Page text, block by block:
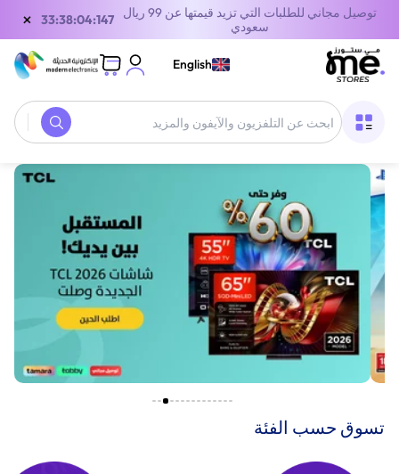
توصيل مجاني للطلبات التي تزيد قيمتها عن 99 ريال
سعودي
33:38:04:147
×
English
‫تسوق حسب الفئة‬